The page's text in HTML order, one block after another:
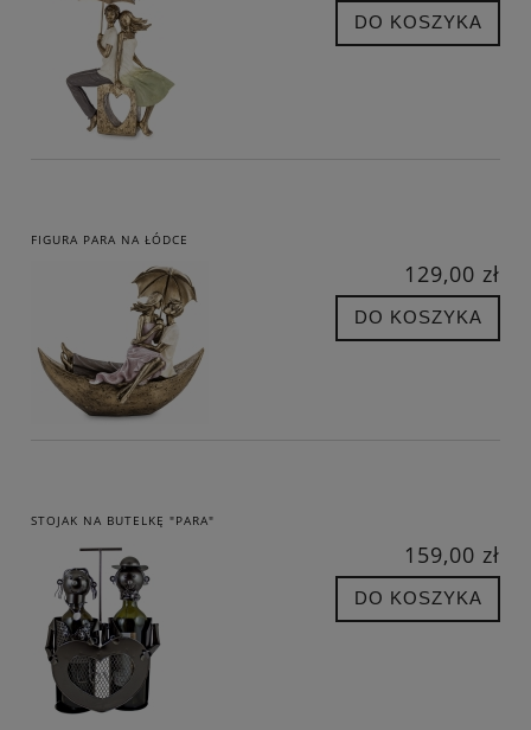
DO KOSZYKA
FIGURA PARA NA ŁÓDCE
129,00 zł
DO KOSZYKA
STOJAK NA BUTELKĘ "PARA"
159,00 zł
DO KOSZYKA